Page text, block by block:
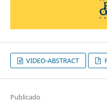
VIDEO-ABSTRACT
Publicado